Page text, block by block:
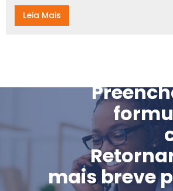
Leia Mais
mais breve